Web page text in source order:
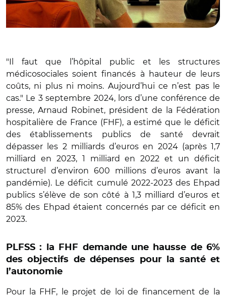
"Il faut que l’hôpital public et les structures
médicosociales soient financés à hauteur de leurs
coûts, ni plus ni moins. Aujourd’hui ce n’est pas le
cas." Le 3 septembre 2024, lors d’une conférence de
presse, Arnaud Robinet, président de la Fédération
hospitalière de France (FHF), a estimé que le déficit
des établissements publics de santé devrait
dépasser les 2 milliards d’euros en 2024 (après 1,7
milliard en 2023, 1 milliard en 2022 et un déficit
structurel d’environ 600 millions d’euros avant la
pandémie). Le déficit cumulé 2022-2023 des Ehpad
publics s’élève de son côté à 1,3 milliard d’euros et
85% des Ehpad étaient concernés par ce déficit en
2023.
PLFSS : la FHF demande une hausse de 6%
des objectifs de dépenses pour la santé et
l’autonomie
Pour la FHF, le projet de loi de financement de la